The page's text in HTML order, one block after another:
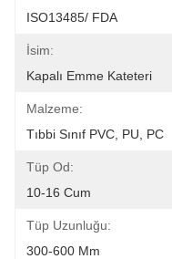
ISO13485/ FDA
İsim:
Kapalı Emme Kateteri
Malzeme:
Tıbbi Sınıf PVC, PU, ​​PC
Tüp Od:
10-16 Cum
Tüp Uzunluğu:
300-600 Mm